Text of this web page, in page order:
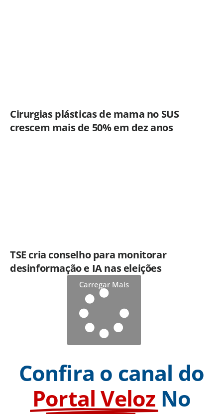
Cirurgias plásticas de mama no SUS
crescem mais de 50% em dez anos
TSE cria conselho para monitorar
desinformação e IA nas eleições
Carregar Mais
Confira o canal do
Portal Veloz No